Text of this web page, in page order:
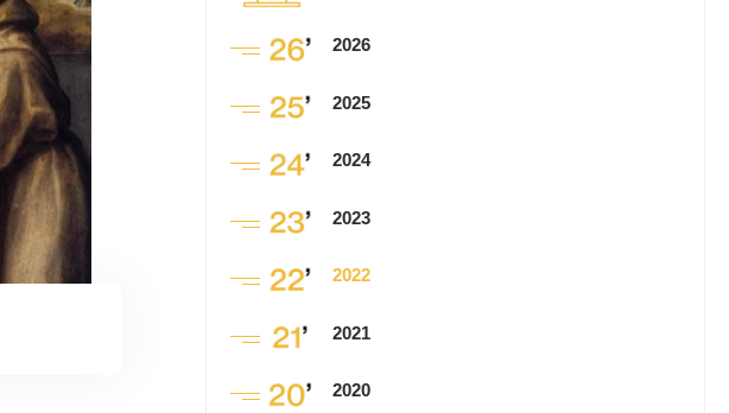
2026
2025
2024
2023
2022
2021
2020